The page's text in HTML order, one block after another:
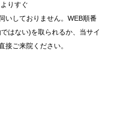
りすぐ
いしておりません。WEB順番
はない)を取られるか、当サイ
接ご来院ください。